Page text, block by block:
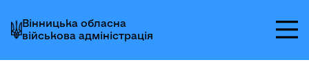
до
головного
меню
до
головного
вмісту
до
головного
колонтитула
Вінницька обласна
військова адміністрація